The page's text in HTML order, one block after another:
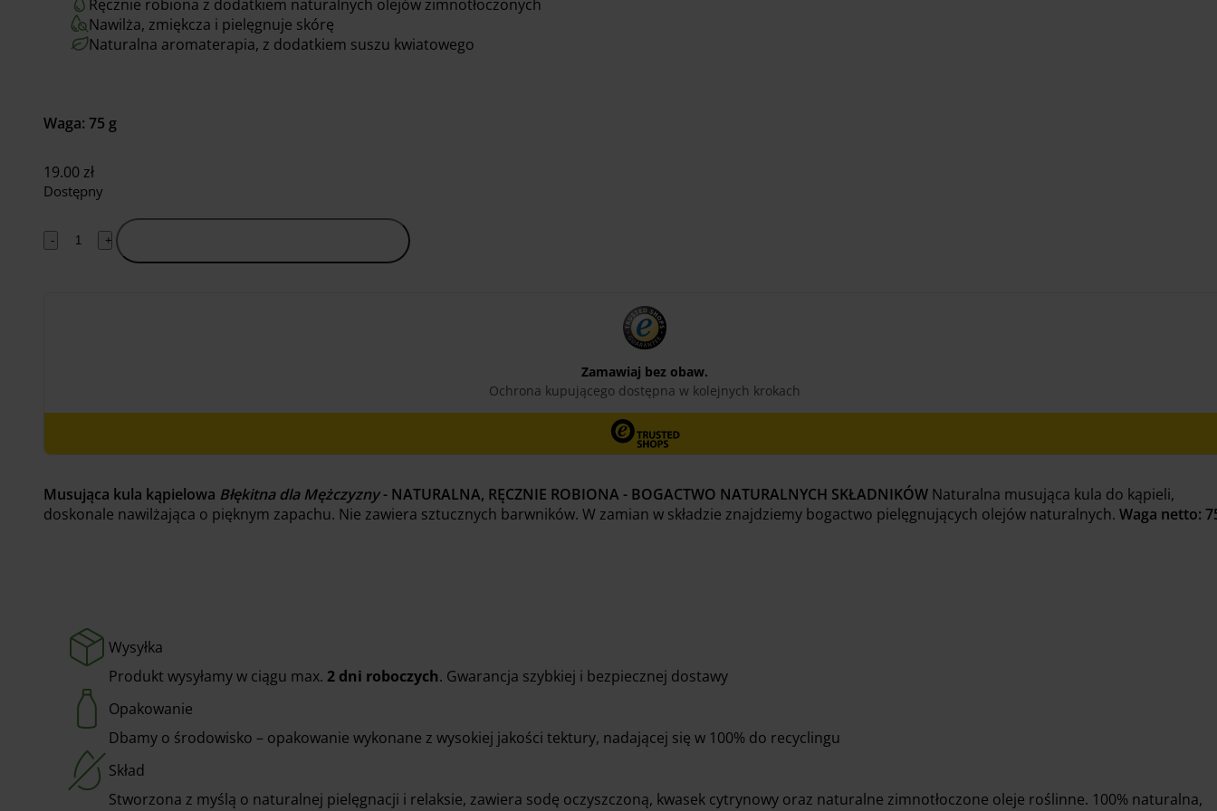
Ręcznie robiona z dodatkiem naturalnych olejów zimnotłoczonych
Nawilża, zmiękcza i pielęgnuje skórę
Naturalna aromaterapia, z dodatkiem suszu kwiatowego
Waga: 75 g
19.00 zł
Dostępny
- +
Musująca kula kąpielowa Błękitna dla Mężczyzny- NATURALNA, RĘCZNIE ROBIONA - BOGACTWO NATURALNYCH SKŁADNIKÓW Naturalna musująca kula do kąpieli,
doskonale nawilżająca o pięknym zapachu. Nie zawiera sztucznych barwników. W zamian w składzie znajdziemy bogactwo pielęgnujących olejów naturalnych. Waga netto:
Wysyłka
Produkt wysyłamy w ciągu max. 2 dni roboczych. Gwarancja szybkiej i bezpiecznej dostawy
Opakowanie
Dbamy o środowisko – opakowanie wykonane z wysokiej jakości tektury, nadającej się w 100% do recyclingu
Skład
Stworzona z myślą o naturalnej pielęgnacji i relaksie, zawiera sodę oczyszczoną, kwasek cytrynowy oraz naturalne zimnotłoczone oleje roślinne. 100% naturalna,